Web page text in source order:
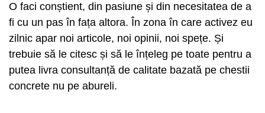
O faci conștient, din pasiune și din necesitatea de a
fi cu un pas în fața altora. În zona în care activez eu
zilnic apar noi articole, noi opinii, noi spețe. Și
trebuie să le citesc și să le înțeleg pe toate pentru a
putea livra consultanță de calitate bazată pe chestii
concrete nu pe abureli.